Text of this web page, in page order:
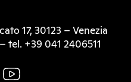
17, 30123 – Venezia
tel. +39 041 2406511